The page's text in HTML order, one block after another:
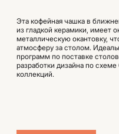
Эта кофейная чашка в
из гладкой керамики, имеет
металлическую окантовку,
атмосферу за столом.
программ по поставке
разработки дизайна по
коллекций.